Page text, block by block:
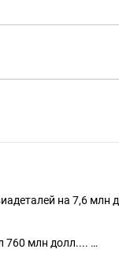
на 7,6 млн
760 млн долл....